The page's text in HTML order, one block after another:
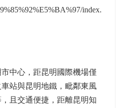
城西路，位於繁華熱鬧的
中有大片的落地窗，能欣
777號
hotel-8529-